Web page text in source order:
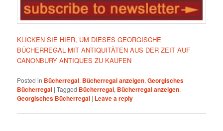
KLICKEN SIE HIER, UM DIESES GEORGISCHE
BÜCHERREGAL MIT ANTIQUITÄTEN AUS DER ZEIT AUF
CANONBURY ANTIQUES ZU KAUFEN
Posted in Bücherregal, Bücherregal anzeigen,Georgisches
Bücherregal |Tagged Bücherregal, Bücherregal anzeigen,
Georgisches Bücherregal | Leave a reply